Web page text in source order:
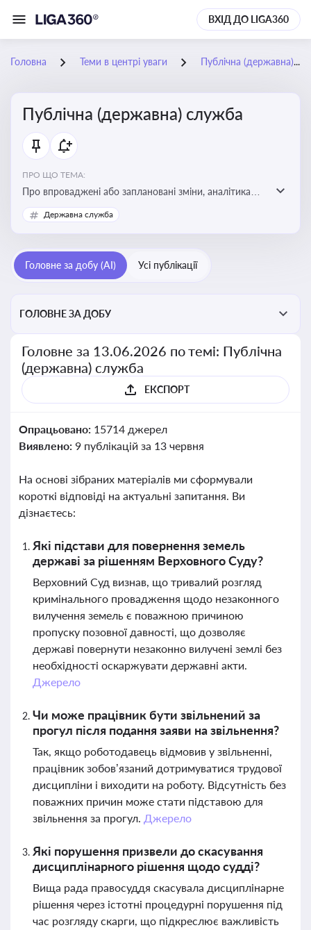
ВХІД ДО LIGA360
Головна Теми в центрі уваги Публічна (державна) служба
Публічна (державна) служба
ПРО ЩО ТЕМА:
Про впроваджені або заплановані зміни, аналітика
судової практики щодо держслужби, оцінка ризиків
для посадовців, вплив новацій на організаційну
дотримання етичних стандартів
Державна служба
Головне за добу (AI) Усі публікації
ГОЛОВНЕ ЗА ДОБУ
Головне за 13.06.2026 по темі: Публічна
(державна) служба
ЕКСПОРТ
Опрацьовано: 15714 джерел
Виявлено: 9 публікацій за 13 червня
На основі зібраних матеріалів ми сформували
короткі відповіді на актуальні запитання. Ви
дізнаєтесь:
Які підстави для повернення земель
державі за рішенням Верховного Суду?
Верховний Суд визнав, що тривалий розгляд
кримінального провадження щодо незаконного
вилучення земель є поважною причиною
пропуску позовної давності, що дозволяє
державі повернути незаконно вилучені землі без
необхідності оскаржувати державні акти.
Джерело
Чи може працівник бути звільнений за
прогул після подання заяви на звільнення?
Так, якщо роботодавець відмовив у звільненні,
працівник зобов’язаний дотримуватися трудової
дисципліни і виходити на роботу. Відсутність без
поважних причин може стати підставою для
звільнення за прогул. Джерело
Які порушення призвели до скасування
дисциплінарного рішення щодо судді?
Вища рада правосуддя скасувала дисциплінарне
рішення через істотні процедурні порушення під
час розгляду скарги, що підкреслює важливість